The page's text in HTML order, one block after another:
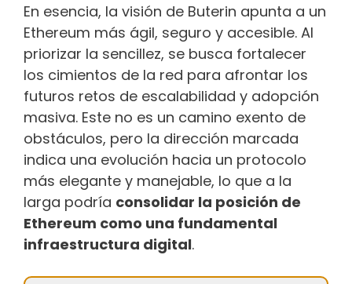
En esencia, la visión de Buterin apunta a un
Ethereum más ágil, seguro y accesible. Al
priorizar la sencillez, se busca fortalecer
los cimientos de la red para afrontar los
futuros retos de escalabilidad y adopción
masiva. Este no es un camino exento de
obstáculos, pero la dirección marcada
indica una evolución hacia un protocolo
más elegante y manejable, lo que a la
larga podría consolidar la posición de
Ethereum como una fundamental
infraestructura digital.